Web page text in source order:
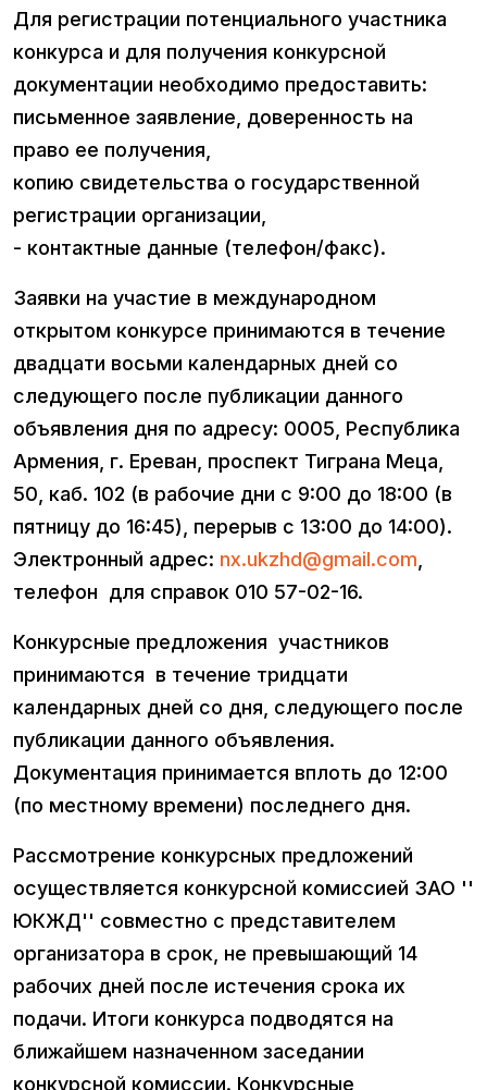
Для регистрации потенциального участника
конкурса и для получения конкурсной
документации необходимо предоставить:
письменное заявление, доверенность на
право ее получения,
копию свидетельства о государственной
регистрации организации,
- контактные данные (телефон/факс).
Заявки на участие в международном
открытом конкурсе принимаются в течение
двадцати восьми календарных дней со
следующего после публикации данного
объявления дня по адресу: 0005, Республика
Армения, г. Ереван, проспект Тиграна Меца,
50, каб. 102 (в рабочие дни с 9:00 до 18:00 (в
пятницу до 16:45), перерыв с 13:00 до 14:00).
Электронный адрес: nx.ukzhd@gmail.com
телефон для справок 010 57-02-16.
Конкурсные предложения участников
принимаются в течение тридцати
календарных дней со дня, следующего после
публикации данного объявления.
Документация принимается вплоть до 12:00
(по местному времени) последнего дня.
Рассмотрение конкурсных предложений
осуществляется конкурсной комиссией ЗАО ''
ЮКЖД'' совместно с представителем
организатора в срок, не превышающий 14
рабочих дней после истечения срока их
подачи. Итоги конкурса подводятся на
ближайшем назначенном заседании
конкурсной комиссии. Конкурсные